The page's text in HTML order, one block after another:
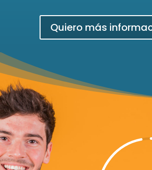
Quiero más